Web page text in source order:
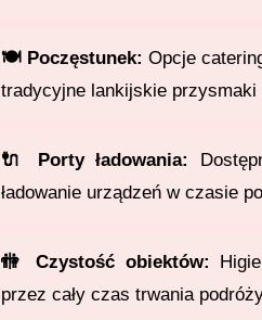
🍽️ Poczęstunek: Opcje
tradycyjne lankijskie przysmaki
🔌 Porty ładowania:
ładowanie urządzeń w czasie
🚻 Czystość obiektów:
przez cały czas trwania